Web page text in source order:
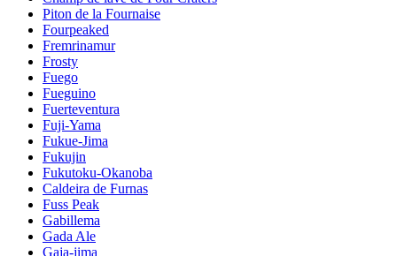
Piton de la Fournaise
Fourpeaked
Fremrinamur
Frosty
Fuego
Fueguino
Fuerteventura
Fuji-Yama
Fukue-Jima
Fukujin
Fukutoku-Okanoba
Caldeira de Furnas
Fuss Peak
Gabillema
Gada Ale
Gaja-jima